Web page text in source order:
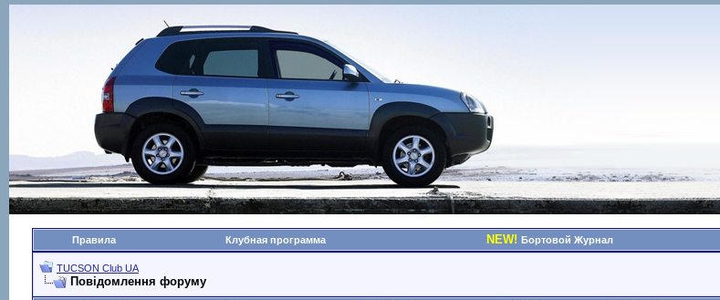
Правила Клубная программа NEW! Бортовой Журнал
TUCSON Club UA
Повідомлення форуму